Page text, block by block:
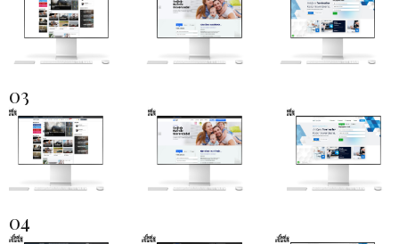
03
04